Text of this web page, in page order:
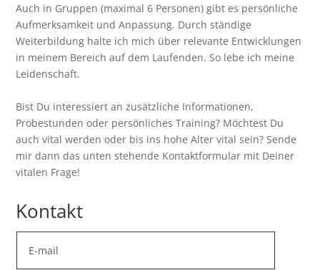
Auch in Gruppen (maximal 6 Personen) gibt es persönliche
Aufmerksamkeit und Anpassung. Durch ständige
Weiterbildung halte ich mich über relevante Entwicklungen
in meinem Bereich auf dem Laufenden. So lebe ich meine
Leidenschaft.
Bist Du interessiert an zusätzliche Informationen,
Probestunden oder persönliches Training? Möchtest Du
auch vital werden oder bis ins hohe Alter vital sein? Sende
mir dann das unten stehende Kontaktformular mit Deiner
vitalen Frage!
Kontakt